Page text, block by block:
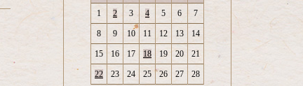
1 2 3 4 5 6 7
8 9 10 11 12 13 14
15 16 17 18 19 20 21
22 23 24 25 26 27 28